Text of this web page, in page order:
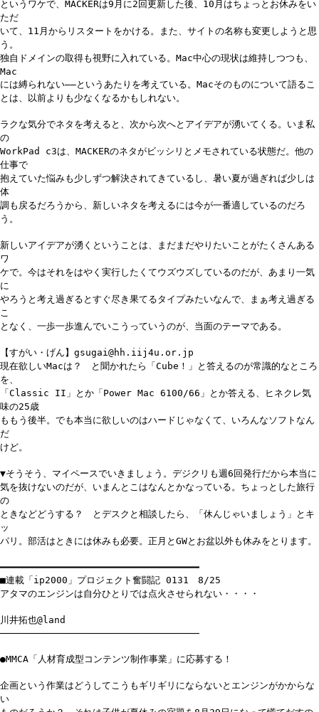
というワケで、MACKERは9月に2回更新した後、10月はちょっとお休みをい
ただ
いて、11月からリスタートをかける。また、サイトの名称も変更しようと思
う。
独自ドメインの取得も視野に入れている。Mac中心の現状は維持しつつも、
Mac
には縛られない――というあたりを考えている。Macそのものについて語るこ
とは、以前よりも少なくなるかもしれない。
ラクな気分でネタを考えると、次から次へとアイデアが湧いてくる。いま私
の
WorkPad c3は、MACKERのネタがビッシリとメモされている状態だ。他の
仕事で
抱えていた悩みも少しずつ解決されてきているし、暑い夏が過ぎれば少しは
体
調も戻るだろうから、新しいネタを考えるには今が一番適しているのだろ
う。
新しいアイデアが湧くということは、まだまだやりたいことがたくさんある
ワ
ケで。今はそれをはやく実行したくてウズウズしているのだが、あまり一気
に
やろうと考え過ぎるとすぐ尽き果てるタイプみたいなんで、まぁ考え過ぎる
こ
となく、一歩一歩進んでいこうっていうのが、当面のテーマである。
【すがい・げん】gsugai@hh.iij4u.or.jp
現在欲しいMacは？ と聞かれたら「Cube！」と答えるのが常識的なところ
を、
「Classic II」とか「Power Mac 6100/66」とか答える、ヒネクレ気
味の25歳
ももう後半。でも本当に欲しいのはハードじゃなくて、いろんなソフトなん
だ
けど。
▼そうそう、マイペースでいきましょう。デジクリも週6回発行だから本当に
気を抜けないのだが、いまんとこはなんとかなっている。ちょっとした旅行
の
ときなどどうする？ とデスクと相談したら、「休んじゃいましょう」とキ
ッ
パリ。部活はときには休みも必要。正月とGWとお盆以外も休みをとります。
━━━━━━━━━━━━━━━━━━━━━━━━━━━━━━━━━━━
■連載「ip2000」プロジェクト奮闘記 0131 8/25
アタマのエンジンは自分ひとりでは点火させられない・・・・
川井拓也@land
───────────────────────────────────
●MMCA「人材育成型コンテンツ制作事業」に応募する！
企画という作業はどうしてこうもギリギリにならないとエンジンがかからな
い